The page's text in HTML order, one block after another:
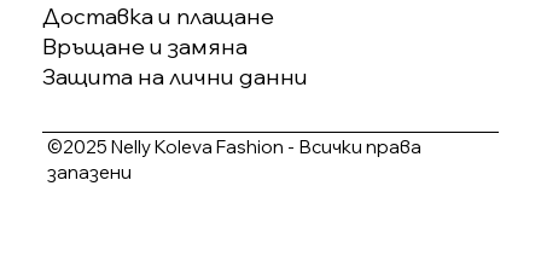
Доставка и плащане
Връщане и замяна
Защита на лични данни
©2025 Nelly Koleva Fashion - Всички права
запазени